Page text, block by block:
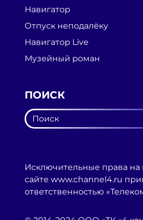
Навигатор
Отпуск неподалёку
Навигатор Live
Музейный роман
ПОИСК
Исключительные права
сайте www.channel4.ru
ответственностью